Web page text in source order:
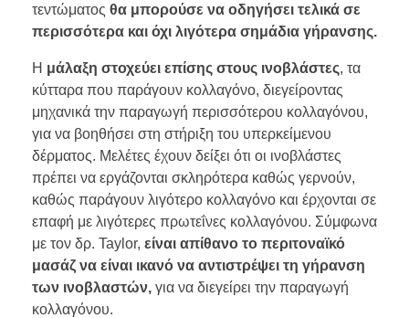
τεντώματος θα μπορούσε να οδηγήσει τελικά σε
περισσότερα και όχι λιγότερα σημάδια γήρανσης.
Η μάλαξη στοχεύει επίσης στους ινοβλάστες, τα
κύτταρα που παράγουν κολλαγόνο, διεγείροντας
μηχανικά την παραγωγή περισσότερου κολλαγόνου,
για να βοηθήσει στη στήριξη του υπερκείμενου
δέρματος. Μελέτες έχουν δείξει ότι οι ινοβλάστες
πρέπει να εργάζονται σκληρότερα καθώς γερνούν,
καθώς παράγουν λιγότερο κολλαγόνο και έρχονται σε
επαφή με λιγότερες πρωτεΐνες κολλαγόνου. Σύμφωνα
με τον δρ. Taylor, είναι απίθανο το περιτοναϊκό
μασάζ να είναι ικανό να αντιστρέψει τη γήρανση
των ινοβλαστών, για να διεγείρει την παραγωγή
κολλαγόνου.